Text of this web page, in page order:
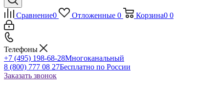
Сравнение0 Отложенные 0 Корзина0 0
Телефоны
+7 (495) 198-68-28Многоканальный
8 (800) 777 08 27Бесплатно по России
Заказать звонок